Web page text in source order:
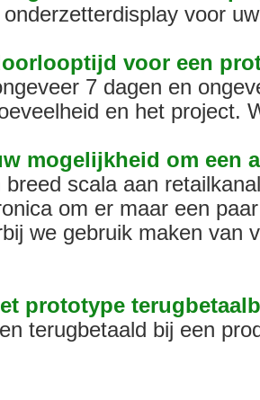
voor
voor een
7 dagen en
en het project.
mogelijkheid om een
scala aan
om er maar een
we gebruik maken van
prototype
terugbetaald bij een